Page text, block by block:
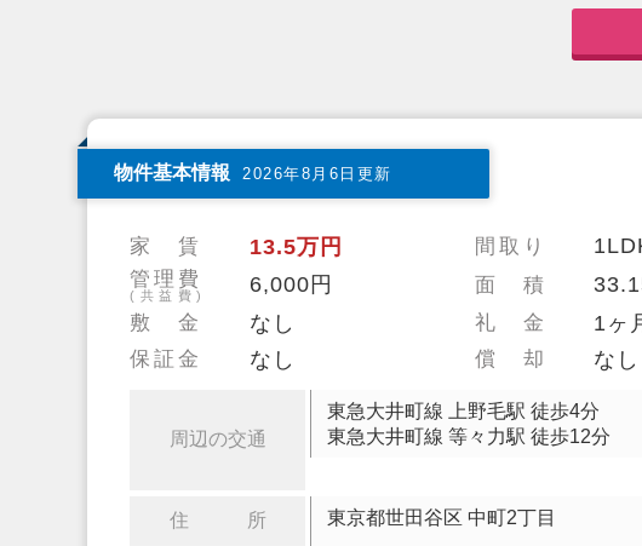
物件基本情報 2026年8月6日更新
家 賃 13.5万円 間取り
管理費
(共益費) 6,000円 面 積
敷 金 なし 礼 金 1ヶ
保証金 なし 償 却 なし
周辺の交通
東急大井町線 上野毛駅 徒歩4分
東急大井町線 等々力駅 徒歩12分
住 所 東京都世田谷区 中町2丁目